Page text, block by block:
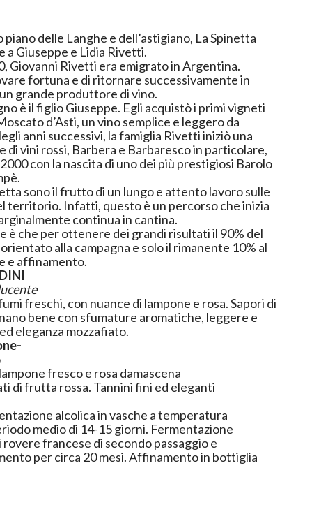
delle Langhe e dell’astigiano, La Spinetta
a Giuseppe e Lidia Rivetti.
Giovanni Rivetti era emigrato in Argentina.
fortuna e di ritornare successivamente in
grande produttore di vino.
è il figlio Giuseppe. Egli acquistò i primi vigneti
d’Asti, un vino semplice e leggero da
anni successivi, la famiglia Rivetti iniziò una
vini rossi, Barbera e Barbaresco in particolare,
con la nascita di uno dei più prestigiosi Barolo
sono il frutto di un lungo e attento lavoro sulle
territorio. Infatti, questo è un percorso che inizia
continua in cantina.
è che per ottenere dei grandi risultati il 90% del
alla campagna e solo il rimanente 10% al
e affinamento.
freschi, con nuance di lampone e rosa. Sapori di
bene con sfumature aromatiche, leggere e
eleganza mozzafiato.
fresco e rosa damascena
di frutta rossa. Tannini fini ed eleganti
alcolica in vasche a temperatura
medio di 14-15 giorni. Fermentazione
francese di secondo passaggio e
per circa 20 mesi. Affinamento in bottiglia